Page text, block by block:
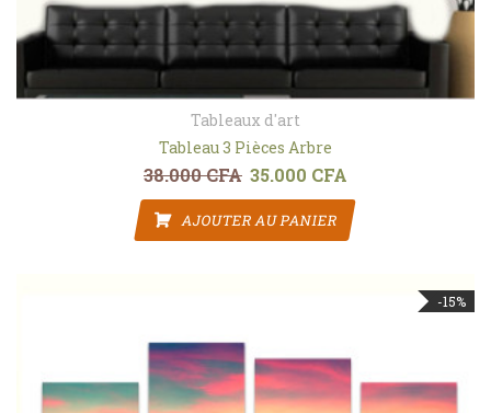
Tableaux d'art
Tableau 3 Pièces Arbre
38.000CFA Le prix initial était : 38.000 CFA.
35.000 CFA
AJOUTER AU PANIER
-15%